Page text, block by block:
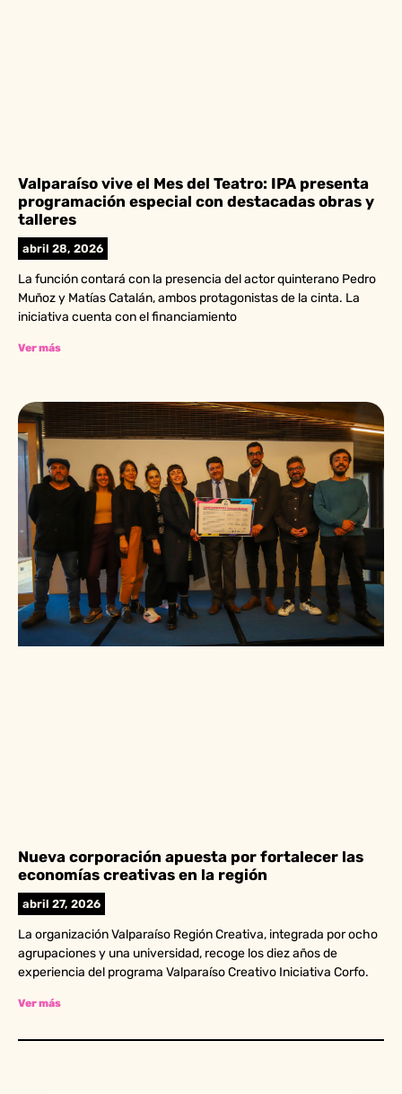
Valparaíso vive el Mes del Teatro: IPA presenta
programación especial con destacadas obras y
talleres
abril 28, 2026
La función contará con la presencia del actor quinterano Pedro
Muñoz y Matías Catalán, ambos protagonistas de la cinta. La
iniciativa cuenta con el financiamiento
Ver más
Nueva corporación apuesta por fortalecer las
economías creativas en la región
abril 27, 2026
La organización Valparaíso Región Creativa, integrada por ocho
agrupaciones y una universidad, recoge los diez años de
experiencia del programa Valparaíso Creativo Iniciativa Corfo.
Ver más